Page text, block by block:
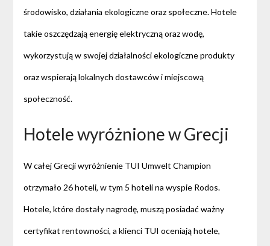
środowisko, działania ekologiczne oraz społeczne. Hotele
takie oszczędzają energię elektryczną oraz wodę,
wykorzystują w swojej działalności ekologiczne produkty
oraz wspierają lokalnych dostawców i miejscową
społeczność.
Hotele wyróżnione w Grecji
W całej Grecji wyróżnienie TUI Umwelt Champion
otrzymało 26 hoteli, w tym 5 hoteli na wyspie Rodos.
Hotele, które dostały nagrodę, muszą posiadać ważny
certyfikat rentowności, a klienci TUI oceniają hotele,